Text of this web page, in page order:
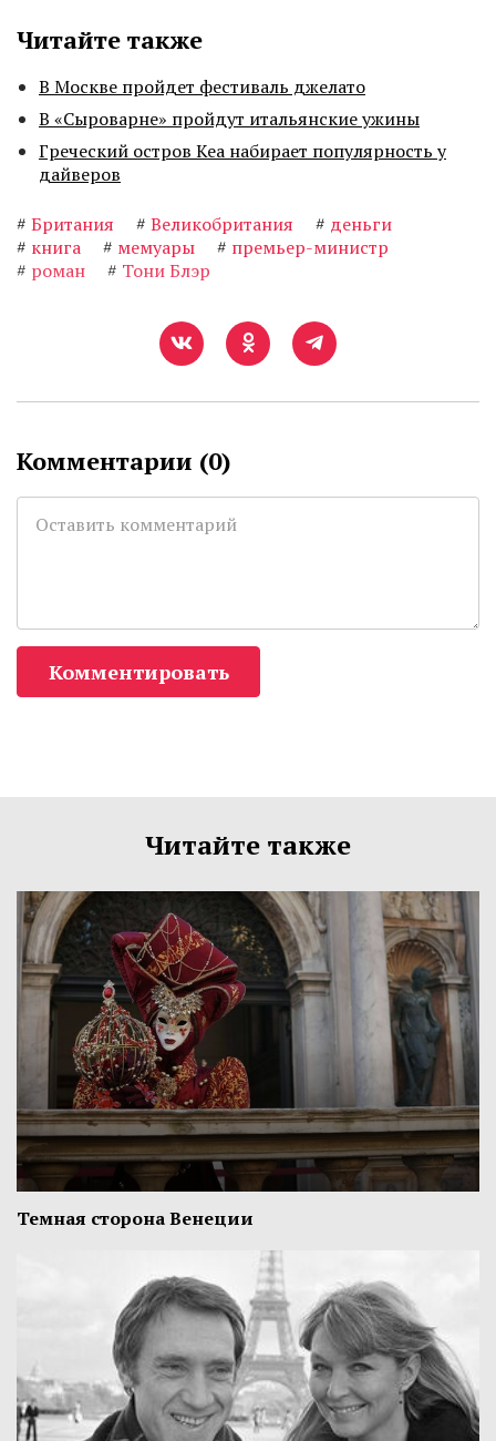
Читайте также
В Москве пройдет фестиваль джелато
В «Сыроварне» пройдут итальянские ужины
Греческий остров Кеа набирает популярность у
дайверов
# Британия # Великобритания # деньги
# книга # мемуары # премьер-министр
# роман # Тони Блэр
Комментарии (0)
Комментировать
Читайте также
Темная сторона Венеции